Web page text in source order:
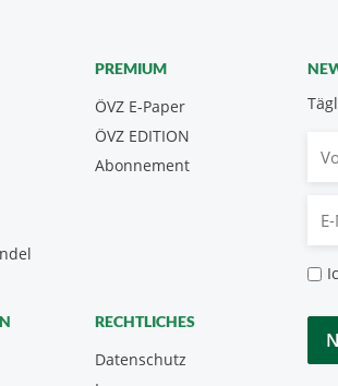
PREMIUM
ÖVZ E-Paper
Abonnement
ÖVZ EDITION
RECHTLICHES
Datenschutz